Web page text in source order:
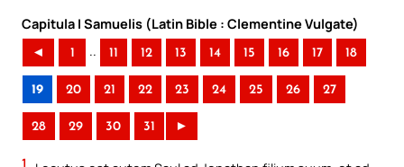
Capitula I Samuelis (Latin Bible : Clementine Vulgate)
◄ 1 .. 11 12 13 14 15 16 17 18
19 20 21 22 23 24 25 26 27
28 29 30 31 ►
1